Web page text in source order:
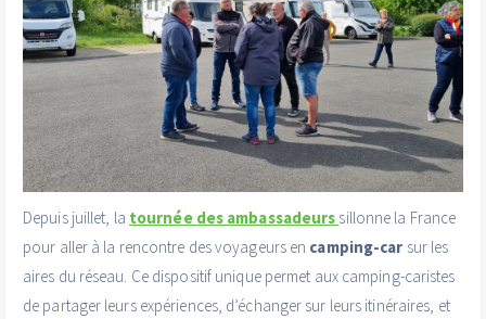
Depuis juillet, la tournée des ambassadeurs sillonne la France
pour aller à la rencontre des voyageurs en camping-car sur les
aires du réseau. Ce dispositif unique permet aux camping-caristes
de partager leurs expériences, d’échanger sur leurs itinéraires, et